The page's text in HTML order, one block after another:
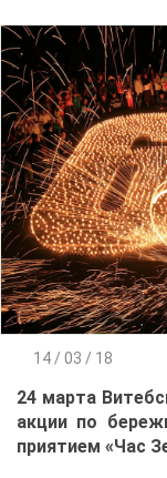
14 / 03 / 18
24 мар­та
ак­ции по
при­я­ти­ем «Час